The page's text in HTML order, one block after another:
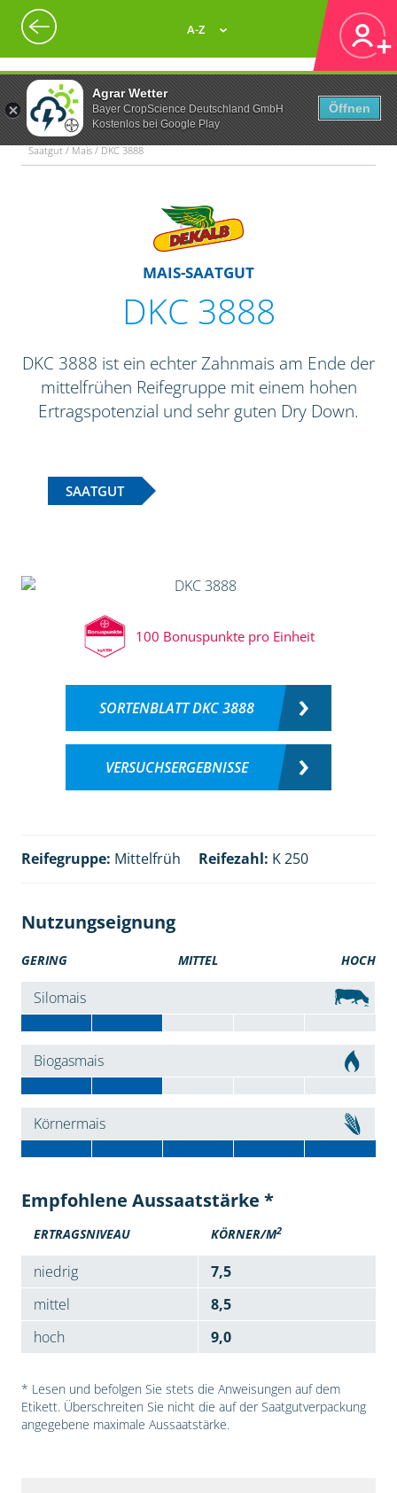
Agrar Wetter
Bayer CropScience Deutschland GmbH
Kostenlos bei Google Play
Öffnen
A-Z
Saatgut / Mais / DKC 3888
MAIS-SAATGUT
DKC 3888
DKC 3888 ist ein echter Zahnmais am Ende der
mittelfrühen Reifegruppe mit einem hohen
Ertragspotenzial und sehr guten Dry Down.
SAATGUT
100 Bonuspunkte pro Einheit
SORTENBLATT DKC 3888
VERSUCHSERGEBNISSE
Reifegruppe: Mittelfrüh Reifezahl: K 250
Nutzungseignung
GERING MITTEL HOCH
Silomais
Biogasmais
Körnermais
Empfohlene Aussaatstärke *
ERTRAGSNIVEAU KÖRNER/M2
niedrig
7,5
mittel
8,5
hoch
9,0
* Lesen und befolgen Sie stets die Anweisungen auf dem
Etikett. Überschreiten Sie nicht die auf der Saatgutverpackung
angegebene maximale Aussaatstärke.